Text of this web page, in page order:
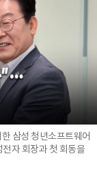
삼성 청년소프트웨어
자 회장과 첫 회동을